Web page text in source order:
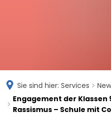
Sie sind hier: Services
Engagement der Klassen
Rassismus – Schule mit